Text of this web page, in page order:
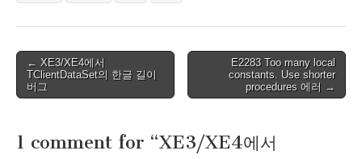
Post
navigation
← XE3/XE4에서
TClientDataSet의 한글 길이
버그
E2283 Too many local
constants. Use shorter
procedures 에러 →
1 comment for “XE3/XE4에서